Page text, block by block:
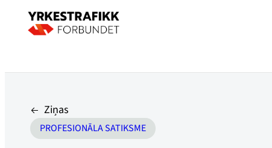
Ziņas
PROFESIONĀLA SATIKSME